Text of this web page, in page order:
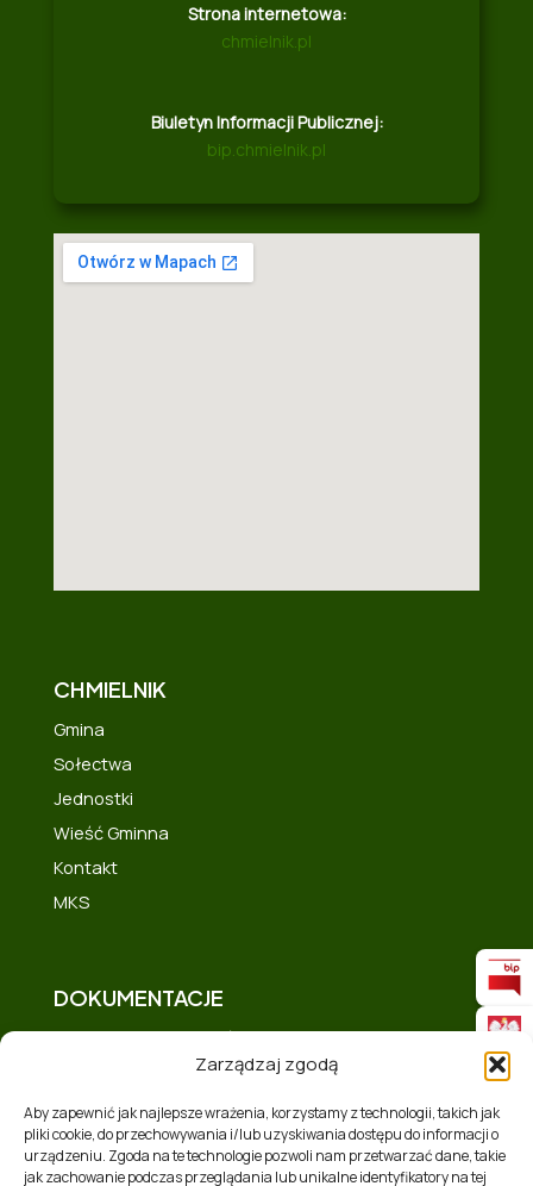
Zarządzaj zgodą
Aby zapewnić jak najlepsze wrażenia, korzystamy z technologii, takich jak
pliki cookie, do przechowywania i/lub uzyskiwania dostępu do informacji o
urządzeniu. Zgoda na te technologie pozwoli nam przetwarzać dane, takie
jak zachowanie podczas przeglądania lub unikalne identyfikatory na tej
Strona internetowa:
chmielnik.pl
Biuletyn Informacji Publicznej:
bip.chmielnik.pl
CHMIELNIK
Gmina
Sołectwa
Jednostki
Wieść Gminna
Kontakt
MKS
DOKUMENTACJE
Deklaracja dostępności
Polityka prywatności
Mapa strony
Polityka plików cookies (EU)
Zakres tematyczny